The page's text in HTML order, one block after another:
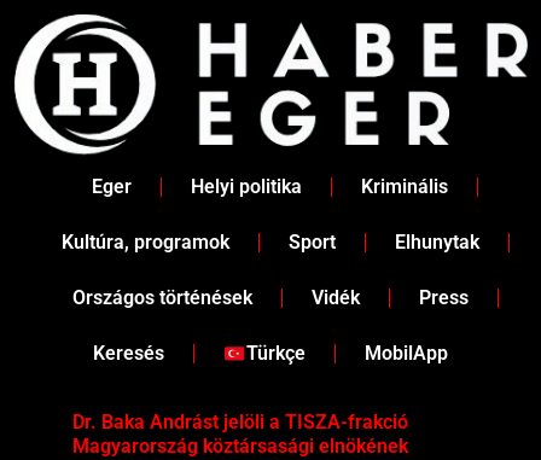
content
Eger Helyi politika Kriminális
Kultúra, programok Sport Elhunytak
Országos történések Vidék Press
Keresés Türkçe MobilApp
Dr. Baka Andrást jelöli a TISZA-frakció
Magyarország köztársasági elnökének